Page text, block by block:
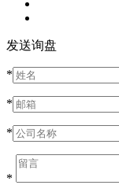
发送询盘
*
*
*
*